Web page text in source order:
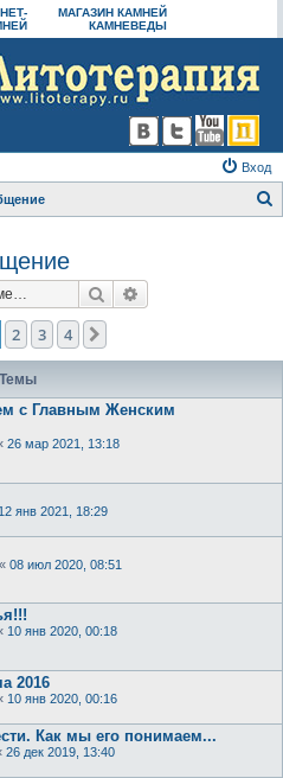
МАГАЗИН КАМНЕЙ
КАМНЕВЕДЫ
Вход
Поиск
2 3 4
Темы
с Главным Женским
26 мар 2021, 13:18
12 янв 2021, 18:29
« 08 июл 2020, 08:51
10 янв 2020, 00:18
2016
10 янв 2020, 00:16
Как мы его понимаем...
26 дек 2019, 13:40